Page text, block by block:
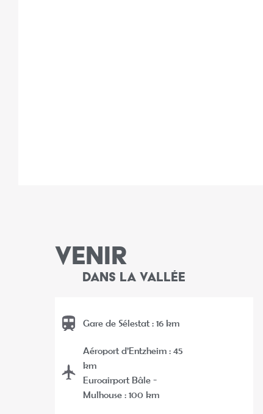
VENIR
DANS LA VALLÉE
Gare de Sélestat : 16 km
Aéroport d’Entzheim : 45
km
Euroairport Bâle -
Mulhouse : 100 km